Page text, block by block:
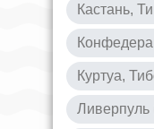
Кастань,
Куртуа,
Ливерпуль